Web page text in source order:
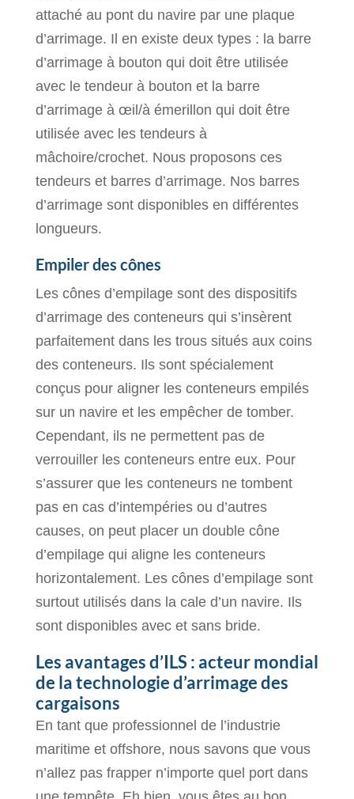
attaché au pont du navire par une plaque
d’arrimage. Il en existe deux types : la barre
d’arrimage à bouton qui doit être utilisée
avec le tendeur à bouton et la barre
d’arrimage à œil/à émerillon qui doit être
utilisée avec les tendeurs à
mâchoire/crochet. Nous proposons ces
tendeurs et barres d’arrimage. Nos barres
d’arrimage sont disponibles en différentes
longueurs.
Empiler des cônes
Les cônes d’empilage sont des dispositifs
d’arrimage des conteneurs qui s’insèrent
parfaitement dans les trous situés aux coins
des conteneurs. Ils sont spécialement
conçus pour aligner les conteneurs empilés
sur un navire et les empêcher de tomber.
Cependant, ils ne permettent pas de
verrouiller les conteneurs entre eux. Pour
s’assurer que les conteneurs ne tombent
pas en cas d’intempéries ou d’autres
causes, on peut placer un double cône
d’empilage qui aligne les conteneurs
horizontalement. Les cônes d’empilage sont
surtout utilisés dans la cale d’un navire. Ils
sont disponibles avec et sans bride.
Les avantages d’ILS : acteur mondial
de la technologie d’arrimage des
cargaisons
En tant que professionnel de l’industrie
maritime et offshore, nous savons que vous
n’allez pas frapper n’importe quel port dans